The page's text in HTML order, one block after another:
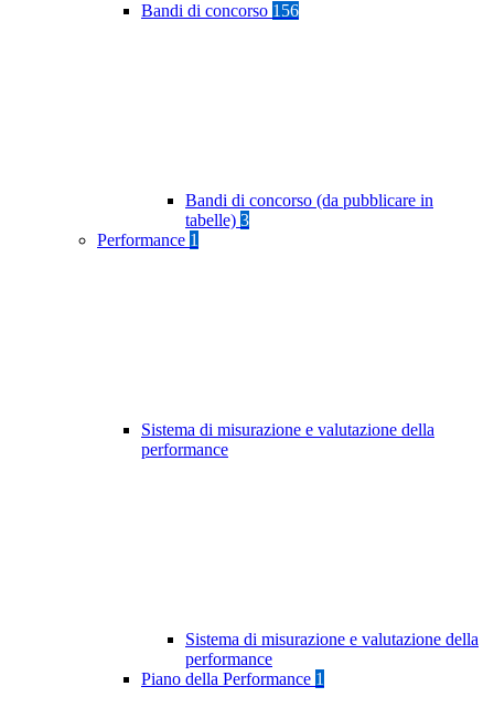
Bandi di concorso 156
Bandi di concorso (da pubblicare in
tabelle) 3
Performance 1
Sistema di misurazione e valutazione della
performance
Sistema di misurazione e valutazione della
performance
Piano della Performance 1